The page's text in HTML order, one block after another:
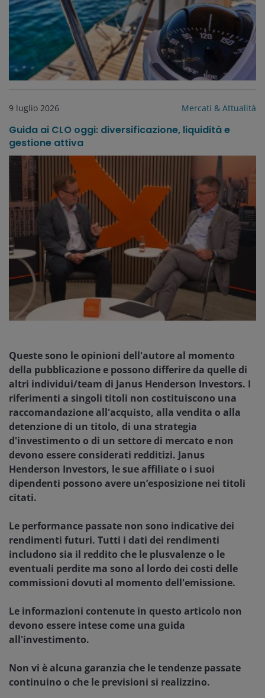
9 luglio 2026 Mercati & Attualità
Guida ai CLO oggi: diversificazione, liquidità e
gestione attiva
Queste sono le opinioni dell'autore al momento
della pubblicazione e possono differire da quelle di
altri individui/team di Janus Henderson Investors. I
riferimenti a singoli titoli non costituiscono una
raccomandazione all'acquisto, alla vendita o alla
detenzione di un titolo, di una strategia
d'investimento o di un settore di mercato e non
devono essere considerati redditizi. Janus
Henderson Investors, le sue affiliate o i suoi
dipendenti possono avere un’esposizione nei titoli
citati.
Le performance passate non sono indicative dei
rendimenti futuri. Tutti i dati dei rendimenti
includono sia il reddito che le plusvalenze o le
eventuali perdite ma sono al lordo dei costi delle
commissioni dovuti al momento dell'emissione.
Le informazioni contenute in questo articolo non
devono essere intese come una guida
all'investimento.
Non vi è alcuna garanzia che le tendenze passate
continuino o che le previsioni si realizzino.